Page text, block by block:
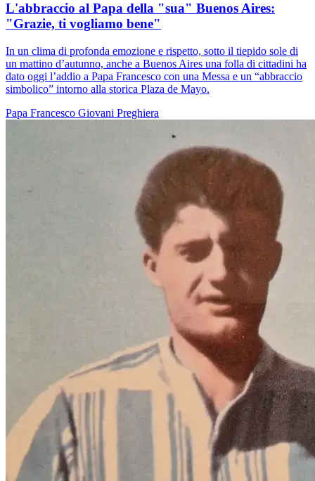
L'abbraccio al Papa della "sua" Buenos Aires:
"Grazie, ti vogliamo bene"
In un clima di profonda emozione e rispetto, sotto il tiepido sole di
un mattino d’autunno, anche a Buenos Aires una folla di cittadini ha
dato oggi l’addio a Papa Francesco con una Messa e un “abbraccio
simbolico” intorno alla storica Plaza de Mayo.
Papa Francesco Giovani Preghiera